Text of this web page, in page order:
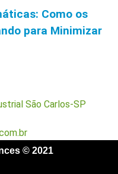
Como os
para Minimizar
São Carlos-SP
© 2021